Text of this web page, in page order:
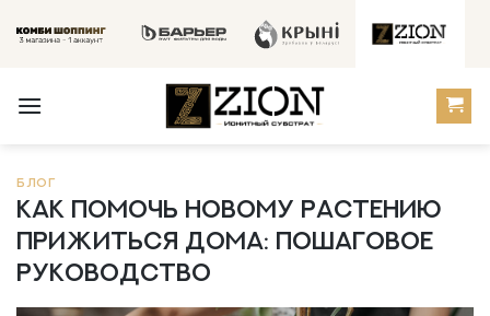
БЛОГ
Как помочь новому растению
прижиться дома: пошаговое
руководство